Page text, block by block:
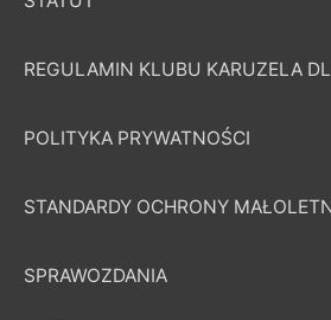
REGULAMIN KLUBU KARUZELA
POLITYKA PRYWATNOŚCI
STANDARDY OCHRONY
SPRAWOZDANIA